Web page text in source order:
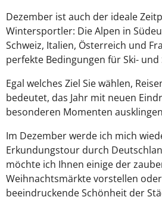
Dezember ist auch der ideale
Wintersportler: Die Alpen in
Schweiz, Italien, Österreich und
perfekte Bedingungen für Ski-
Egal welches Ziel Sie wählen,
bedeutet, das Jahr mit neuen
besonderen Momenten
Im Dezember werde ich mich
Erkundungstour durch
möchte ich Ihnen einige der
Weihnachtsmärkte vorstellen
beeindruckende Schönheit der